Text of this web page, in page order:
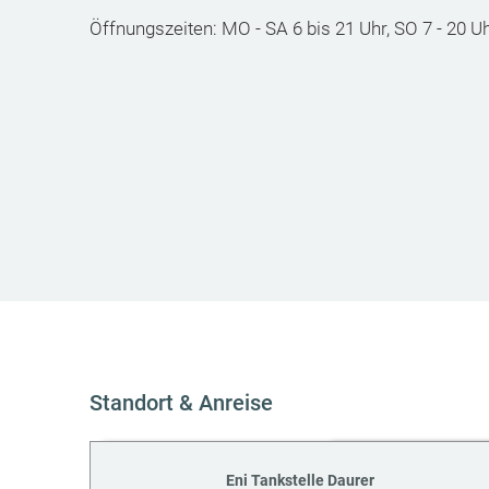
Öffnungszeiten: MO - SA 6 bis 21 Uhr, SO 7 - 20
Standort & Anreise
Eni Tankstelle Daurer